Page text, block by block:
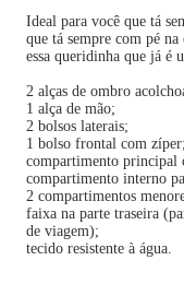
Ideal para você que tá
que tá sempre com pé
essa queridinha que já é
2 alças de ombro
1 alça de mão;
2 bolsos laterais;
1 bolso frontal com zíper;
compartimento principal
compartimento interno
2 compartimentos
faixa na parte traseira
de viagem);
tecido resistente à água.